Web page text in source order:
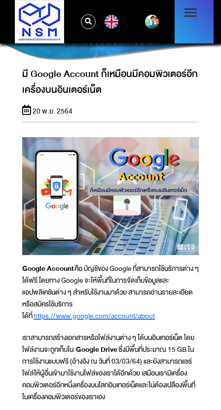
มี GOOGLE ACCOUNT ก็เหมือนมีคอมพิวเตอร์
อีกเครื่องบนอินเตอร์เน็ต
มี Google Account ก็เหมือนมีคอมพิวเตอร์อีก
เครื่องบนอินเตอร์เน็ต
20 พ.ย. 2564
Google Accountคือ บัญชีของ Google ที่สามารถใช้บริการต่าง ๆ
ได้ฟรี โดยทาง Google จะให้พื้นที่ในการจัดเก็บข้อมูลและ
แอปพลิเคชันต่าง ๆ สำหรับใช้งานมาด้วย สามารถอ่านรายละเอียด
หรือสมัครใช้บริการ
ได้ที่https://www.google.com/account/about
เราสามารถสร้างเอกสารหรือไฟล์งานต่าง ๆ ได้บนอินเทอร์เน็ต โดย
ไฟล์งานจะถูกเก็บใน Google Driveซึ่งมีพื้นที่ประมาณ 15 GB ใน
การใช้งานแบบฟรี (อ้างอิง ณ วันที่ 03/03/64) และยังสามารถแชร์
ไฟล์ให้ผู้อื่นเข้ามาใช้งานไฟล์ของเราได้อีกด้วย เสมือนเรามีเครื่อง
คอมพิวเตอร์อีกหนึ่งเครื่องบนโลกอินเทอร์เน็ตและไม่ต้องเปลืองพื้นที่
ในเครื่องคอมพิวเตอร์ของเราเอง